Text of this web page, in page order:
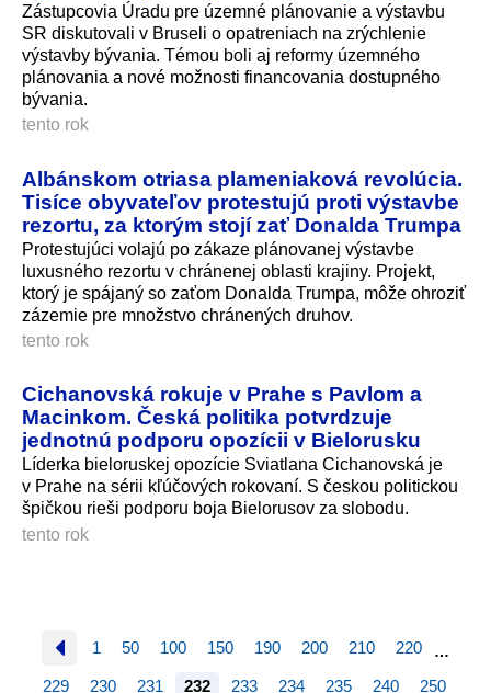
Zástupcovia Úradu pre územné plánovanie a výstavbu
SR diskutovali v Bruseli o opatreniach na zrýchlenie
výstavby bývania. Témou boli aj reformy územného
plánovania a nové možnosti financovania dostupného
bývania.
tento rok
Albánskom otriasa plameniaková revolúcia.
Tisíce obyvateľov protestujú proti výstavbe
rezortu, za ktorým stojí zať Donalda Trumpa
Protestujúci volajú po zákaze plánovanej výstavbe
luxusného rezortu v chránenej oblasti krajiny. Projekt,
ktorý je spájaný so zaťom Donalda Trumpa, môže ohroziť
zázemie pre množstvo chránených druhov.
tento rok
Cichanovská rokuje v Prahe s Pavlom a
Macinkom. Česká politika potvrdzuje
jednotnú podporu opozícii v Bielorusku
Líderka bieloruskej opozície Sviatlana Cichanovská je
v Prahe na sérii kľúčových rokovaní. S českou politickou
špičkou rieši podporu boja Bielorusov za slobodu.
tento rok
1 50 100 150 190 200 210 220 …
229 230 231 232 233 234 235 240 250